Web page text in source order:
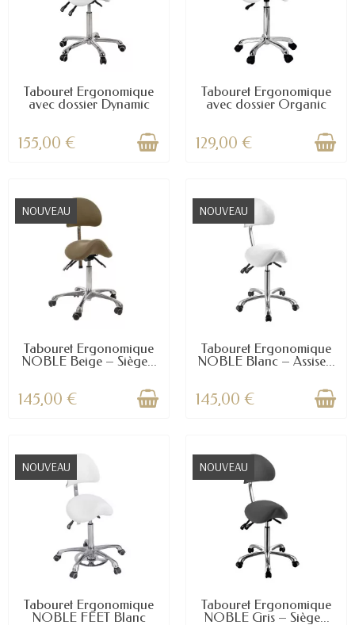
Tabouret Ergonomique
avec dossier Dynamic
155,00 €
Tabouret Ergonomique
avec dossier Organic
129,00 €
NOUVEAU
Tabouret Ergonomique
NOBLE Beige – Siège...
145,00 €
NOUVEAU
Tabouret Ergonomique
NOBLE Blanc – Assise...
145,00 €
NOUVEAU
Tabouret Ergonomique
NOBLE FEET Blanc
NOUVEAU
Tabouret Ergonomique
NOBLE Gris – Siège...